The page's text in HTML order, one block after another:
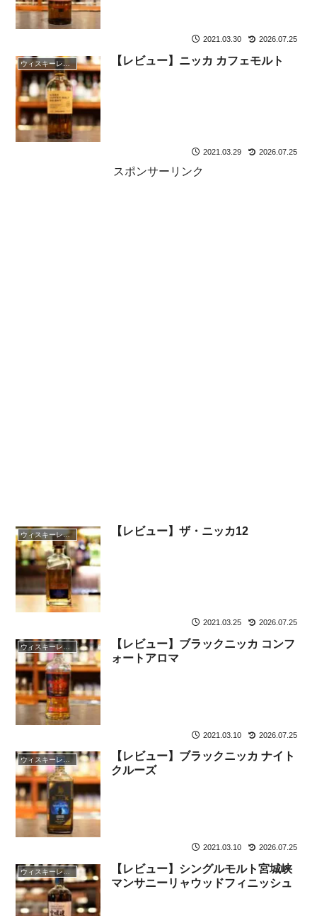
2021.03.30 2026.07.25
ウィスキーレビュー 【レビュー】ニッカ カフェモルト
2021.03.29 2026.07.25
スポンサーリンク
ウィスキーレビュー 【レビュー】ザ・ニッカ12
2021.03.25 2026.07.25
ウィスキーレビュー
【レビュー】ブラックニッカ コンフ
ォートアロマ
2021.03.10 2026.07.25
【レビュー】ブラックニッカ ナイト
クルーズ
2021.03.10 2026.07.25
ウィスキーレビュー
【レビュー】シングルモルト宮城峡
マンサニーリャウッドフィニッシュ